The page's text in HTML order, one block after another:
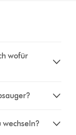
wofür
wechseln?